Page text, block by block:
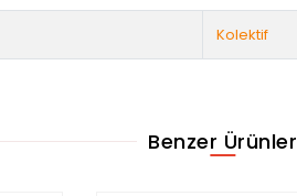
Kolektif
Benzer Ürünler